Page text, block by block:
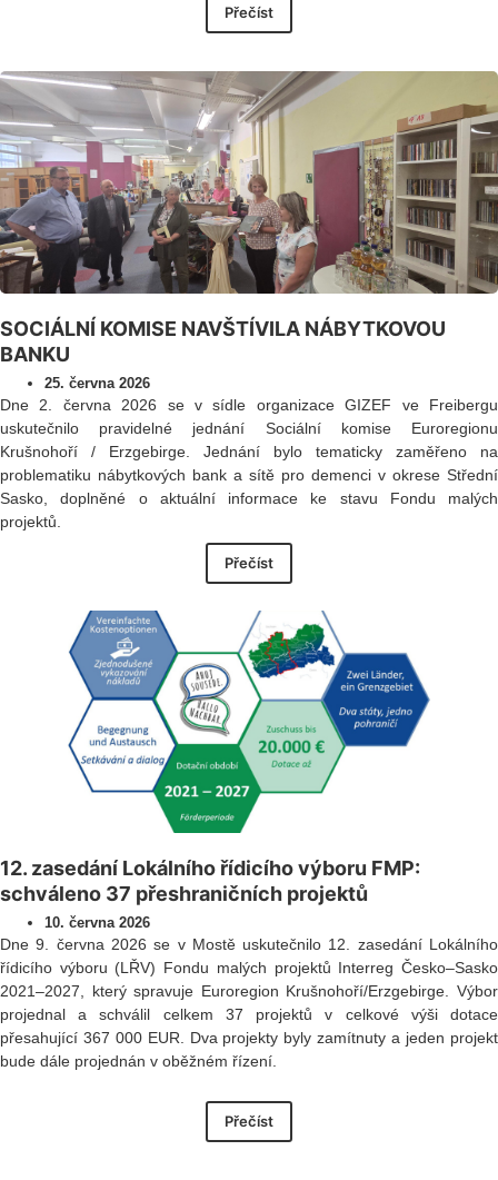
Přečíst
SOCIÁLNÍ KOMISE NAVŠTÍVILA NÁBYTKOVOU
BANKU
25. června 2026
Dne 2. června 2026 se v sídle organizace GIZEF ve Freibergu
uskutečnilo pravidelné jednání Sociální komise Euroregionu
Krušnohoří / Erzgebirge. Jednání bylo tematicky zaměřeno na
problematiku nábytkových bank a sítě pro demenci v okrese Střední
Sasko, doplněné o aktuální informace ke stavu Fondu malých
projektů.
Přečíst
12. zasedání Lokálního řídicího výboru FMP:
schváleno 37 přeshraničních projektů
10. června 2026
Dne 9. června 2026 se v Mostě uskutečnilo 12. zasedání Lokálního
řídicího výboru (LŘV) Fondu malých projektů Interreg Česko–Sasko
2021–2027, který spravuje Euroregion Krušnohoří/Erzgebirge. Výbor
projednal a schválil celkem 37 projektů v celkové výši dotace
přesahující 367 000 EUR. Dva projekty byly zamítnuty a jeden projekt
bude dále projednán v oběžném řízení.
Přečíst